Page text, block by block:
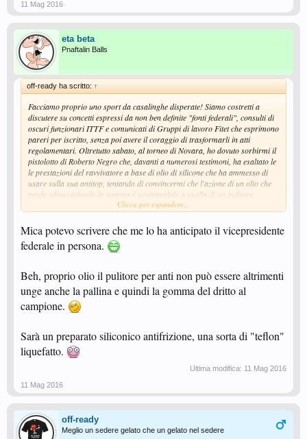
11 Mag 2016
eta beta
Pnaftalin Balls
off-ready ha scritto: ↑
Facciamo proprio uno sport da casalinghe disperate! Siamo costretti a
discutere su concetti espressi da non ben definite "fonti federali", consulti di
oscuri funzionari ITTF e comunicati di Gruppi di lavoro Fitet che esprimono
pareri per iscritto, senza poi avere il coraggio di trasformarli in atti
regolamentari. Oltretutto sabato, al torneo di Novara, ho dovuto sorbirmi il
pistolotto di Roberto Negro che, davanti a numerosi testimoni, ha esaltato le
le prestazioni del ravvivatore a base di olio di silicone che ha ammesso di
usare sulla sua antitop, tentando di convincermi che l'azione di un olio che
rende sdrucciolevole la gomma è equiparabile a quella di un pulitore,
ribaltando così tutti i principi della chimica. Basta, mi arrendo! Attendo
che sostengono la campagna "Io gioco pulito" mi metterò a disposizione per
rendere operativi ed efficaci i metodi di controllo sui vari tipi di trattamento
delle gomme e le boosterizzazioni, in caso contrario sosterrò qualsiasi
scivolose, delle boosterizzazioni e di ogni tipo di droga
Clicca per espandere...
Mica potevo scrivere che me lo ha anticipato il vicepresidente
federale in persona.
Beh, proprio olio il pulitore per anti non può essere altrimenti
unge anche la pallina e quindi la gomma del dritto al
campione.
Sarà un preparato siliconico antifrizione, una sorta di "teflon"
liquefatto.
Ultima modifica: 11 Mag 2016
11 Mag 2016
off-ready
Meglio un sedere gelato che un gelato nel sedere